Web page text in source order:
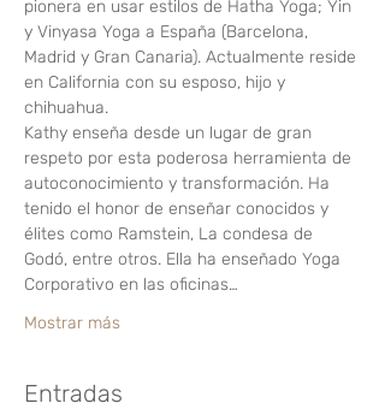
pionera en usar estilos de Hatha Yoga; Yin
y Vinyasa Yoga a España (Barcelona, ​​
Madrid y Gran Canaria). Actualmente reside
en California con su esposo, hijo y
chihuahua.
Kathy enseña desde un lugar de gran
respeto por esta poderosa herramienta de
autoconocimiento y transformación. Ha
tenido el honor de enseñar conocidos y
élites como Ramstein, La condesa de
Godó, entre otros. Ella ha enseñado Yoga
Corporativo en las oficinas…
Mostrar más
Entradas